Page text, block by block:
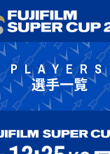
PLAYERS
選手一覧